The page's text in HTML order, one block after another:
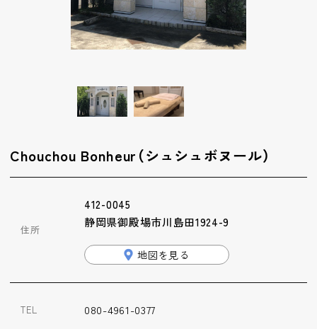
毛穴洗浄＆リフトア
ップ
ラジオ波
Chouchou Bonheur（シュシュボヌール）
住所
412-0045
静岡県御殿場市川島田1924-9
地図を見る
TEL 080-4961-0377